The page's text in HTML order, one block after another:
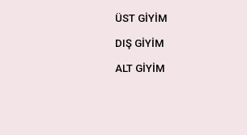
ÜST GİYİM
DIŞ GİYİM
ALT GİYİM